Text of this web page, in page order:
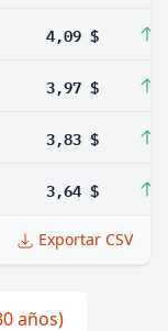
4,09 $
3,97 $
3,83 $
3,64 $
Exportar CSV
años)